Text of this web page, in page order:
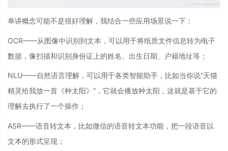
单讲概念可能不是很好理解，我结合一些应用场景说一下：
OCR——从图像中识别到文本，可以用于将纸质文件信息转为电子
数据，像扫描和识别身份证上的姓名、出生日期、户籍地址等；
NLU——自然语言理解，可以用于各类智能助手，比如当你说“天猫
精灵给我放一首《种太阳》”，它就会播放种太阳，这就是基于它的
理解去执行了一个操作；
ASR——语音转文本，比如微信的语音转文本功能，把一段语音以
文本的形式呈现；